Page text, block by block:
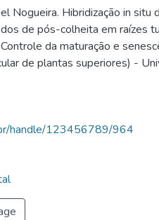
Nogueira. Hibridização in situ
de pós-colheita em raízes
da maturação e
de plantas superiores) -
handle/123456789/964